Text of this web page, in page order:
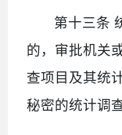
第十三条
的，审批机关
查项目及其统
秘密的统计调